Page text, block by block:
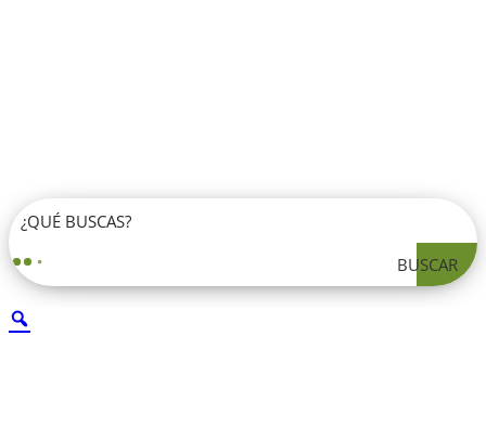
BUSCAR